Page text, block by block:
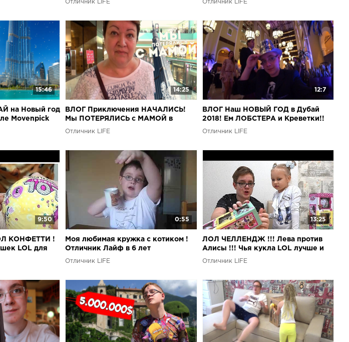
Отличник LIFE Отличник LIFE
15:46
на Новый год
Movenpick
14:25
ВЛОГ Приключения НАЧАЛИСЬ!
Мы ПОТЕРЯЛИСЬ с МАМОЙ в
Дубай-Молл!
Отличник LIFE
12:7
ВЛОГ Наш НОВЫЙ ГОД в Дубай
2018! Ем ЛОБСТЕРА и Креветки!!
Отличник LIFE
9:50
КОНФЕТТИ !
LOL для
0:55
Моя любимая кружка с котиком !
Отличник Лайф в 6 лет
Отличник LIFE
13:25
ЛОЛ ЧЕЛЛЕНДЖ !!! Лева против
Алисы !!! Чья кукла LOL лучше и
красивее!
Отличник LIFE